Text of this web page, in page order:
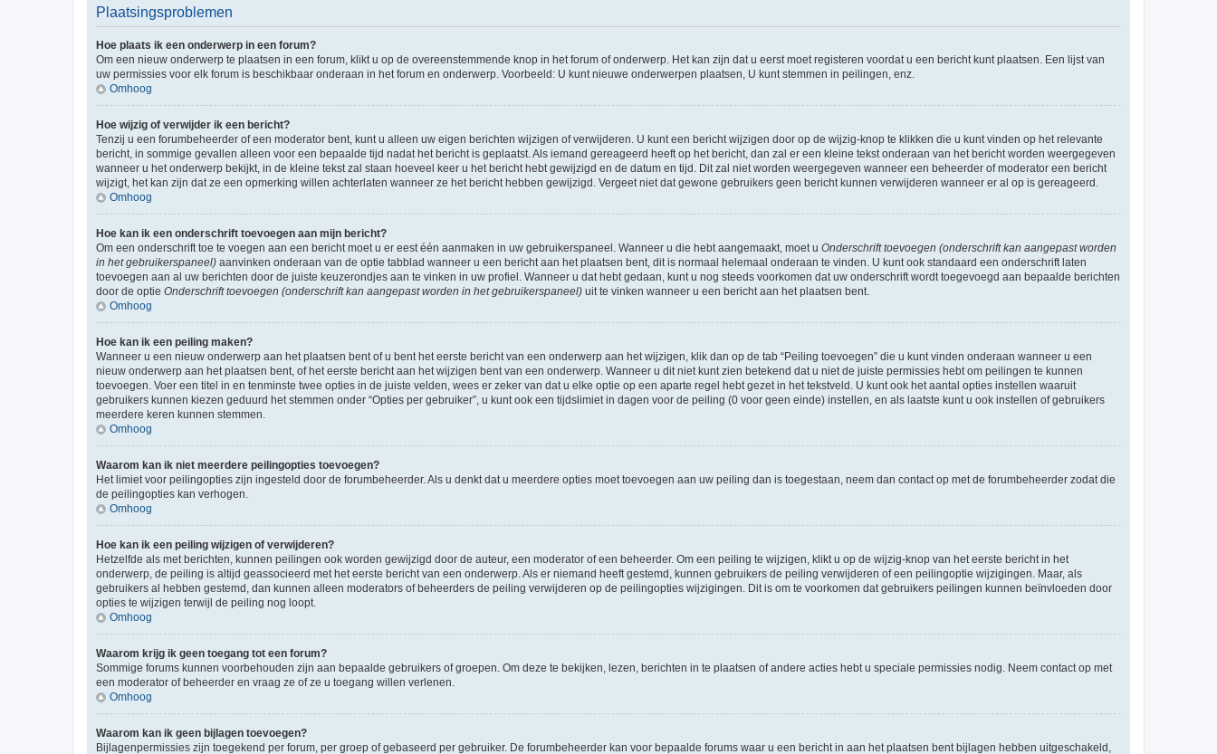
Plaatsingsproblemen
Hoe plaats ik een onderwerp in een forum?
Om een nieuw onderwerp te plaatsen in een forum, klikt u op de overeenstemmende knop in het forum of onderwerp. Het kan zijn dat u eerst moet registeren voordat u een bericht kunt plaatsen. Een lijst van
uw permissies voor elk forum is beschikbaar onderaan in het forum en onderwerp. Voorbeeld: U kunt nieuwe onderwerpen plaatsen, U kunt stemmen in peilingen, enz.
Omhoog
Hoe wijzig of verwijder ik een bericht?
Tenzij u een forumbeheerder of een moderator bent, kunt u alleen uw eigen berichten wijzigen of verwijderen. U kunt een bericht wijzigen door op de wijzig-knop te klikken die u kunt vinden op het relevante
bericht, in sommige gevallen alleen voor een bepaalde tijd nadat het bericht is geplaatst. Als iemand gereageerd heeft op het bericht, dan zal er een kleine tekst onderaan van het bericht worden weergegeven
wanneer u het onderwerp bekijkt, in de kleine tekst zal staan hoeveel keer u het bericht hebt gewijzigd en de datum en tijd. Dit zal niet worden weergegeven wanneer een beheerder of moderator een bericht
wijzigt, het kan zijn dat ze een opmerking willen achterlaten wanneer ze het bericht hebben gewijzigd. Vergeet niet dat gewone gebruikers geen bericht kunnen verwijderen wanneer er al op is gereageerd.
Omhoog
Hoe kan ik een onderschrift toevoegen aan mijn bericht?
Om een onderschrift toe te voegen aan een bericht moet u er eest één aanmaken in uw gebruikerspaneel. Wanneer u die hebt aangemaakt, moet u Onderschrift toevoegen (onderschrift kan aangepast worden
in het gebruikerspaneel) aanvinken onderaan van de optie tabblad wanneer u een bericht aan het plaatsen bent, dit is normaal helemaal onderaan te vinden. U kunt ook standaard een onderschrift laten
toevoegen aan al uw berichten door de juiste keuzerondjes aan te vinken in uw profiel. Wanneer u dat hebt gedaan, kunt u nog steeds voorkomen dat uw onderschrift wordt toegevoegd aan bepaalde berichten
door de optie Onderschrift toevoegen (onderschrift kan aangepast worden in het gebruikerspaneel) uit te vinken wanneer u een bericht aan het plaatsen bent.
Omhoog
Hoe kan ik een peiling maken?
Wanneer u een nieuw onderwerp aan het plaatsen bent of u bent het eerste bericht van een onderwerp aan het wijzigen, klik dan op de tab “Peiling toevoegen” die u kunt vinden onderaan wanneer u een
nieuw onderwerp aan het plaatsen bent, of het eerste bericht aan het wijzigen bent van een onderwerp. Wanneer u dit niet kunt zien betekend dat u niet de juiste permissies hebt om peilingen te kunnen
toevoegen. Voer een titel in en tenminste twee opties in de juiste velden, wees er zeker van dat u elke optie op een aparte regel hebt gezet in het tekstveld. U kunt ook het aantal opties instellen waaruit
gebruikers kunnen kiezen geduurd het stemmen onder “Opties per gebruiker”, u kunt ook een tijdslimiet in dagen voor de peiling (0 voor geen einde) instellen, en als laatste kunt u ook instellen of gebruikers
meerdere keren kunnen stemmen.
Omhoog
Waarom kan ik niet meerdere peilingopties toevoegen?
Het limiet voor peilingopties zijn ingesteld door de forumbeheerder. Als u denkt dat u meerdere opties moet toevoegen aan uw peiling dan is toegestaan, neem dan contact op met de forumbeheerder zodat die
de peilingopties kan verhogen.
Omhoog
Hoe kan ik een peiling wijzigen of verwijderen?
Hetzelfde als met berichten, kunnen peilingen ook worden gewijzigd door de auteur, een moderator of een beheerder. Om een peiling te wijzigen, klikt u op de wijzig-knop van het eerste bericht in het
onderwerp, de peiling is altijd geassocieerd met het eerste bericht van een onderwerp. Als er niemand heeft gestemd, kunnen gebruikers de peiling verwijderen of een peilingoptie wijzigingen. Maar, als
gebruikers al hebben gestemd, dan kunnen alleen moderators of beheerders de peiling verwijderen op de peilingopties wijzigingen. Dit is om te voorkomen dat gebruikers peilingen kunnen beïnvloeden door
opties te wijzigen terwijl de peiling nog loopt.
Omhoog
Waarom krijg ik geen toegang tot een forum?
Sommige forums kunnen voorbehouden zijn aan bepaalde gebruikers of groepen. Om deze te bekijken, lezen, berichten in te plaatsen of andere acties hebt u speciale permissies nodig. Neem contact op met
een moderator of beheerder en vraag ze of ze u toegang willen verlenen.
Omhoog
Waarom kan ik geen bijlagen toevoegen?
Bijlagenpermissies zijn toegekend per forum, per groep of gebaseerd per gebruiker. De forumbeheerder kan voor bepaalde forums waar u een bericht in aan het plaatsen bent bijlagen hebben uitgeschakeld,